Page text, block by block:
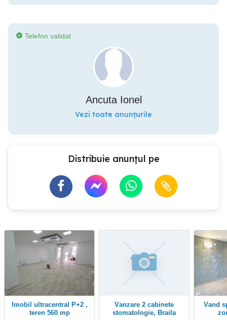
Telefon validat
Ancuta Ionel
Vezi toate anunțurile
Distribuie anunțul pe
Imobil ultracentral P+2 ,
teren 560 mp
Vanzare 2 cabinete
stomatologie, Braila
vand spatiu comercial